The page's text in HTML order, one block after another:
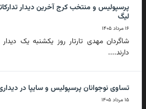
پرسپولیس و منتخب کرج آخرین دیدار
لیگ
۱۶ مرداد ۱۴۰۵
شاگردان مهدی تارتار روز یکشنبه یک دیدار
دارند....
تساوی نوجوانان پرسپولیس و سایپا در
۱۵ مرداد ۱۴۰۵